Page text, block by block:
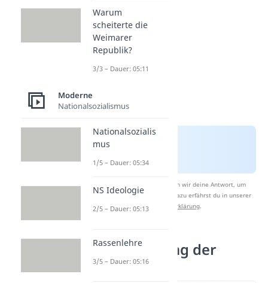
Nach Beantwortung speichern wir deine Antwort, um
Studyflix zu verbessern. Mehr dazu erfährst du in unserer
Datenschutzerklärung.
Die Entstehung der
Gestapo
Warum
scheiterte die
Weimarer
Republik?
3/3 – Dauer: 05:11
Moderne
Nationalsozialismus
Nationalsozialis
mus
1/5 – Dauer: 05:34
NS Ideologie
2/5 – Dauer: 05:13
Rassenlehre
3/5 – Dauer: 05:16